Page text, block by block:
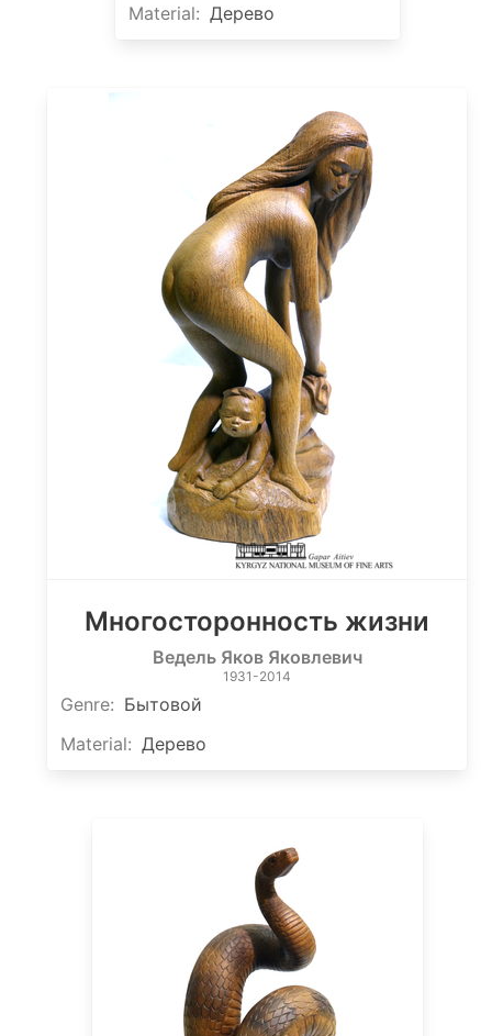
Material: Дерево
Многосторонность жизни
Ведель Яков Яковлевич
1931-2014
Genre: Бытовой
Material: Дерево